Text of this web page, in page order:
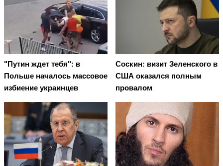
"Путин ждет тебя": в
Польше началось массовое
избиение украинцев
Соскин: визит Зеленского в
США оказался полным
провалом